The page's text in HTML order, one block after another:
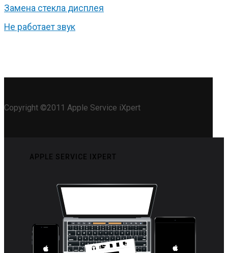
Замена стекла дисплея
Не работает звук
Copyright ©2011 Apple Service iXpert
APPLE SERVICE IXPERT